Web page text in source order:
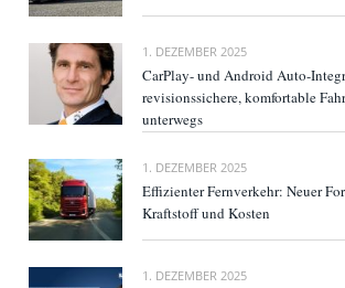
1. DEZEMBER 2025
CarPlay- und Android Auto-
revisionssichere, komfortable
unterwegs
1. DEZEMBER 2025
Effizienter Fernverkehr: Neuer
Kraftstoff und Kosten
1. DEZEMBER 2025